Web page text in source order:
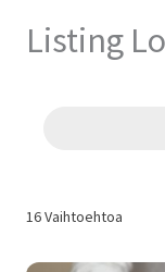
Listing
16Vaihtoehtoa